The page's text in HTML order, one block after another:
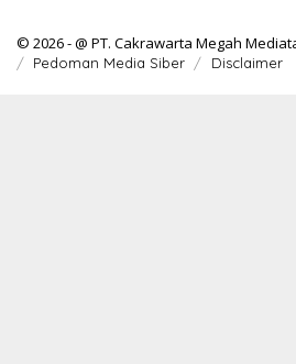
© 2026 - @ PT. Cakrawarta Megah
Pedoman Media Siber Disclaimer